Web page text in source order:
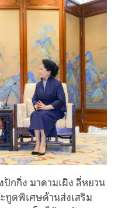
ปักกิ่ง มาดามเผิง ลี่หยวน
ทูตพิเศษด้านส่งเสริม